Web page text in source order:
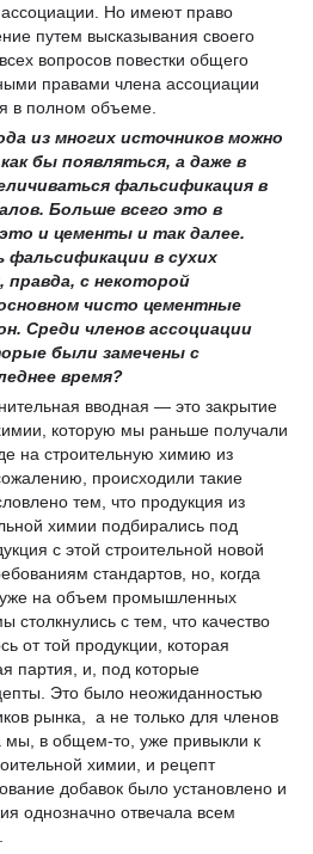
Но имеют право
путем высказывания своего
вопросов повестки общего
правами члена ассоциации
в полном объеме.
из многих источников можно
бы появляться, а даже в
фальсификация в
Больше всего это в
и цементы и так далее.
фальсификации в сухих
, правда, с некоторой
чисто цементные
. Среди членов ассоциации
были замечены с
время?
вводная — это закрытие
которую мы раньше получали
на строительную химию из
происходили такие
тем, что продукция из
химии подбирались под
с этой строительной новой
стандартов, но, когда
на объем промышленных
столкнулись с тем, что качество
от той продукции, которая
партия, и, под которые
Это было неожиданностью
рынка, а не только для членов
мы, в общем-то, уже привыкли к
химии, и рецепт
добавок было установлено и
однозначно отвечала всем